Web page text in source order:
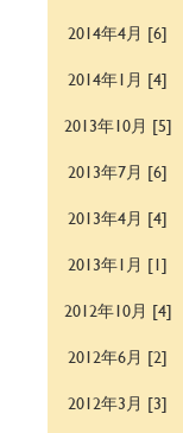
2014年4月 [6]
2014年1月 [4]
2013年10月 [5]
2013年7月 [6]
2013年4月 [4]
2013年1月 [1]
2012年10月 [4]
2012年6月 [2]
2012年3月 [3]